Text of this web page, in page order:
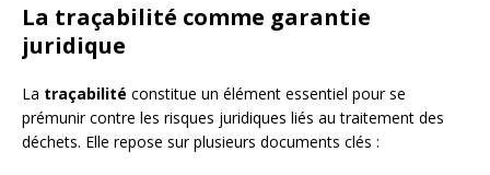
La traçabilité comme garantie
juridique
La traçabilité constitue un élément essentiel pour se
prémunir contre les risques juridiques liés au traitement des
déchets. Elle repose sur plusieurs documents clés :